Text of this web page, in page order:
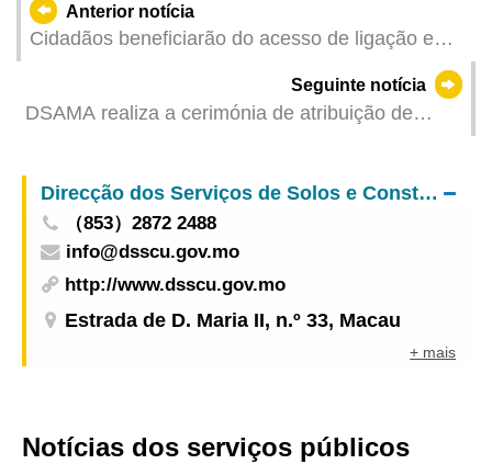
Anterior notícia
Cidadãos beneficiarão do acesso de ligação e
de ligação fechado entre a estação ES1 da Linha
Leste do Metro Ligeiro e o Posto Fronteiriço das
Seguinte notícia
DSAMA realiza a cerimónia de atribuição de
sobre a Poupança e Fonte da Água
Direcção dos Serviços de Solos e Construção Urbana
（853）2872 2488
info@dsscu.gov.mo
http://www.dsscu.gov.mo
Estrada de D. Maria II, n.º 33, Macau
+ mais
Notícias dos serviços públicos